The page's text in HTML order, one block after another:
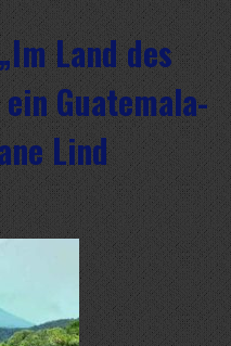
Land des
Guatemala-
Lind